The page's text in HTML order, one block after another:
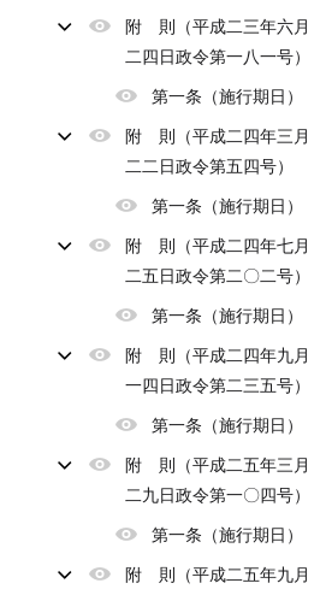
附 則（平成二三年六月
二四日政令第一八一号）
第一条（施行期日）
附 則（平成二四年三月
二二日政令第五四号）
第一条（施行期日）
附 則（平成二四年七月
二五日政令第二〇二号）
第一条（施行期日）
附 則（平成二四年九月
一四日政令第二三五号）
第一条（施行期日）
附 則（平成二五年三月
二九日政令第一〇四号）
第一条（施行期日）
附 則（平成二五年九月